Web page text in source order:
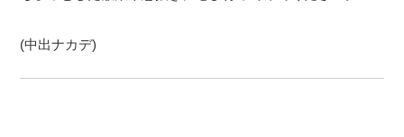
(中出ナカデ)